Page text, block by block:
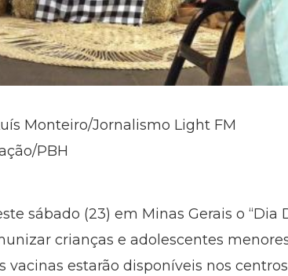
Monteiro/Jornalismo Light FM
PBH
sábado (23) em Minas Gerais o
crianças e adolescentes
vacinas estarão disponíveis nos